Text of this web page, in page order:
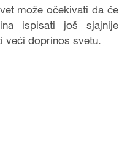
može očekivati da će
ispisati još sjajnije
veći doprinos svetu.